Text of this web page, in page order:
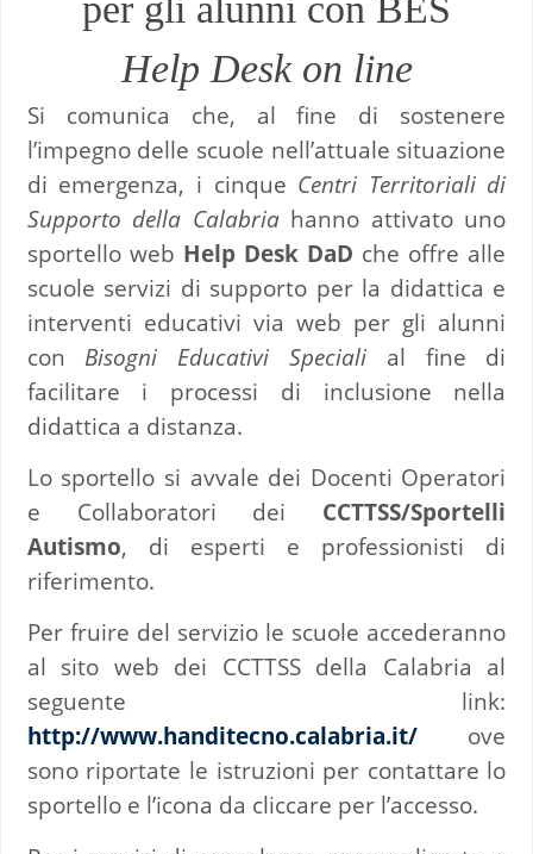
Help Desk on line
Si comunica che, al fine di sostenere
l’impegno delle scuole nell’attuale situazione
di emergenza, i cinque Centri Territoriali di
Supporto della Calabriahanno attivato uno
sportello web Help Desk DaD che offre alle
scuole servizi di supporto per la didattica e
interventi educativi via web per gli alunni
con Bisogni Educativi Speciali al fine di
facilitare i processi di inclusione nella
didattica a distanza.
Lo sportello si avvale dei Docenti Operatori
e Collaboratori dei CCTTSS/Sportelli
Autismo, di esperti e professionisti di
riferimento.
Per fruire del servizio le scuole accederanno
al sito web dei CCTTSS della Calabria al
seguente link:
http://www.handitecno.calabria.it/ove
sono riportate le istruzioni per contattare lo
sportello e l’icona da cliccare per l’accesso.